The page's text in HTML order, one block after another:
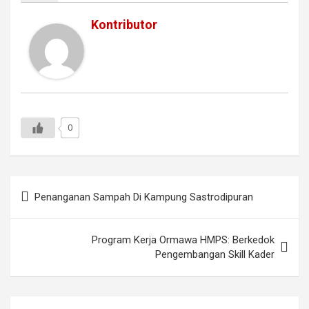
Kontributor
0
pos
Penanganan Sampah Di Kampung Sastrodipuran
Program Kerja Ormawa HMPS: Berkedok
Pengembangan Skill Kader